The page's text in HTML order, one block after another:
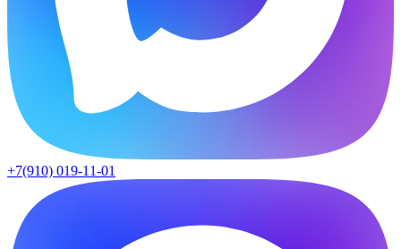
+7(910) 019-11-01